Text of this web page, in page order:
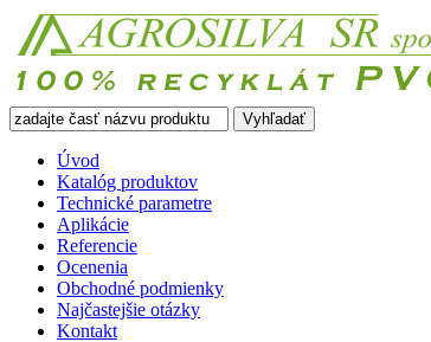
Vyhľadať
Úvod
Katalóg produktov
Technické parametre
Aplikácie
Referencie
Ocenenia
Obchodné podmienky
Najčastejšie otázky
Kontakt